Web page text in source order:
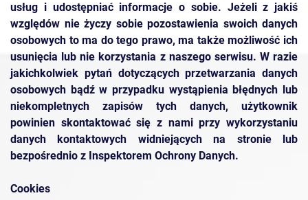
usług i udostępniać informacje o sobie. Jeżeli z jakiś
względów nie życzy sobie pozostawienia swoich danych
osobowych to ma do tego prawo, ma także możliwość ich
usunięcia lub nie korzystania z naszego serwisu. W razie
jakichkolwiek pytań dotyczących przetwarzania danych
osobowych bądź w przypadku wystąpienia błędnych lub
niekompletnych zapisów tych danych, użytkownik
powinien skontaktować się z nami przy wykorzystaniu
danych kontaktowych widniejących na stronie lub
bezpośrednio z Inspektorem Ochrony Danych.
Cookies